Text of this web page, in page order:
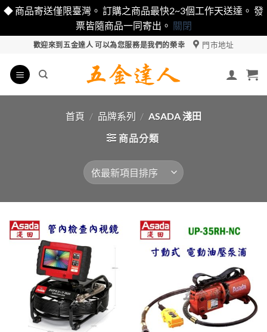
◆ 商品寄送僅限臺灣。 訂購之商品最快2~3個工作天送達。 發
票皆隨商品一同寄出。 關閉
content
歡迎來到五金達人 可以為您服務是我們的榮幸 門市地址
首頁 / 品牌系列 / ASADA 淺田
商品分類